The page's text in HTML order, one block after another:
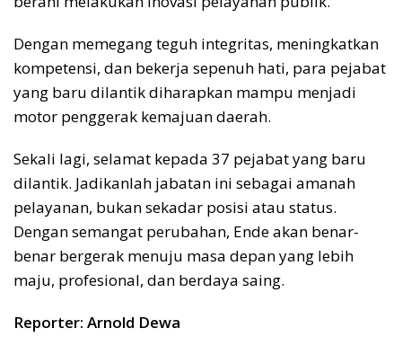
Dengan memegang teguh integritas, meningkatkan
kompetensi, dan bekerja sepenuh hati, para pejabat
yang baru dilantik diharapkan mampu menjadi
motor penggerak kemajuan daerah.
Sekali lagi, selamat kepada 37 pejabat yang baru
dilantik. Jadikanlah jabatan ini sebagai amanah
pelayanan, bukan sekadar posisi atau status.
Dengan semangat perubahan, Ende akan benar-
benar bergerak menuju masa depan yang lebih
maju, profesional, dan berdaya saing.
Reporter: Arnold Dewa